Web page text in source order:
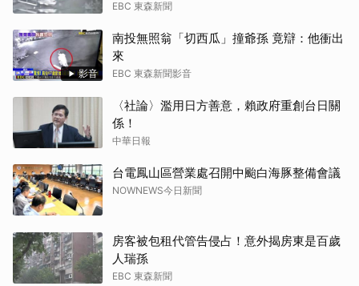
EBC 東森新聞
影音
南投無照翁「切西瓜」撞爺孫 竟辯：他衝出
來
EBC 東森新聞影音
〈社論〉濫用日方善意，賴政府重創台日關
係！
中華日報
台電鳳山區營業處召開中颱白海豚整備會議
NOWNEWS今日新聞
房客被包租代管告侵占！意外揭房東是百歲
人瑞孫
EBC 東森新聞